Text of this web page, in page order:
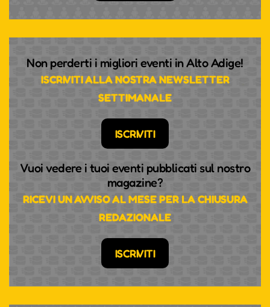
Non perderti i migliori eventi in Alto Adige!
ISCRIVITI ALLA NOSTRA NEWSLETTER
SETTIMANALE
ISCRIVITI
Vuoi vedere i tuoi eventi pubblicati sul nostro
magazine?
RICEVI UN AVVISO AL MESE PER LA CHIUSURA
REDAZIONALE
ISCRIVITI